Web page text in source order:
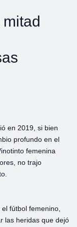
en 2019, si bien
profundo en el
femenina
no trajo
fútbol femenino,
las heridas que dejó